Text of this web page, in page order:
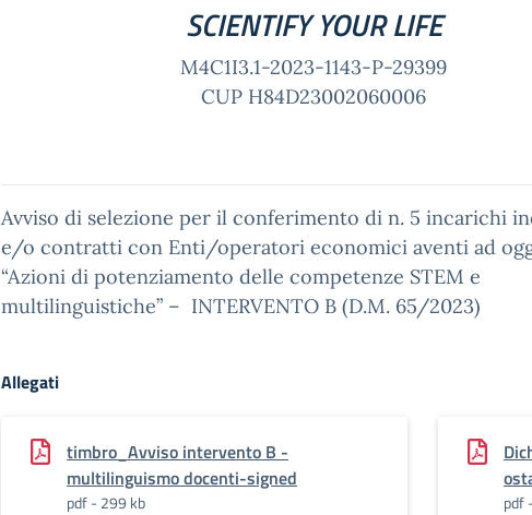
SCIENTIFY YOUR LIFE
M4C1I3.1-2023-1143-P-29399
CUP H84D23002060006
Avviso di selezione per il conferimento di n. 5 incarichi
e/o contratti con Enti/operatori economici aventi ad
“Azioni di potenziamento delle competenze STEM e
multilinguistiche” – INTERVENTO B (D.M. 65/2023)
Allegati
timbro_Avviso intervento B -
multilinguismo docenti-signed
pdf - 299 kb pdf